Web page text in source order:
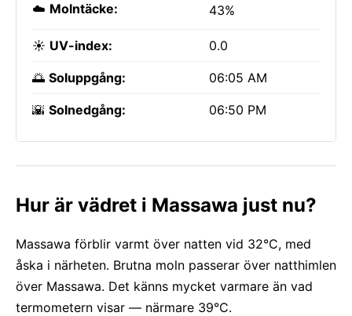
☁️ Molntäcke: 43%
☀️ UV-index: 0.0
🌅 Soluppgång: 06:05 AM
🌇 Solnedgång: 06:50 PM
Hur är vädret i Massawa just nu?
Massawa förblir varmt över natten vid 32°C, med
åska i närheten. Brutna moln passerar över natthimlen
över Massawa. Det känns mycket varmare än vad
termometern visar — närmare 39°C.